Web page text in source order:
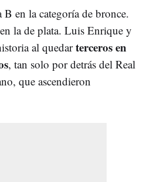
B en la categoría de bronce.
la de plata. Luis Enrique y
al quedarterceros en
, tan solo por detrás del Real
que ascendieron